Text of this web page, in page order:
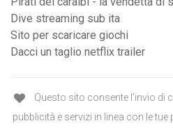
Dive streaming sub ita
Sito per scaricare giochi
Dacci un taglio netflix trailer
Questo sito consente l'invio di
pubblicità e servizi in linea con le